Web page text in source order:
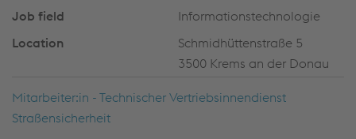
Informationstechnologie
Schmidhüttenstraße 5
3500 Krems an der Donau
Mitarbeiter:in - Technischer Vertriebsinnendienst
Straßensicherheit